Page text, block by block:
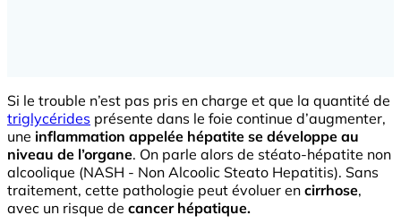
Si le trouble n’est pas pris en charge et que la quantité de
triglycérides présente dans le foie continue d’augmenter,
une inflammation appelée hépatite se développe au
niveau de l’organe. On parle alors de stéato-hépatite non
alcoolique (NASH - Non Alcoolic Steato Hepatitis). Sans
traitement, cette pathologie peut évoluer en cirrhose,
avec un risque de cancer hépatique.